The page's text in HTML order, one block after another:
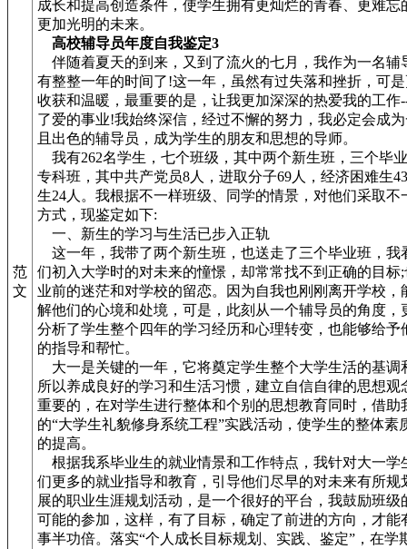
范
文
成长和提高创造条件，使学生拥有更灿烂的青春、更难忘
更加光明的未来。
高校辅导员年度自我鉴定3
伴随着夏天的到来，又到了流火的七月，我作为一名辅
有整整一年的时间了!这一年，虽然有过失落和挫折，可
收获和温暖，最重要的是，让我更加深深的热爱我的工作
了爱的事业!我始终深信，经过不懈的努力，我必定会成
且出色的辅导员，成为学生的朋友和思想的导师。
我有262名学生，七个班级，其中两个新生班，三个毕
专科班，其中共产党员8人，进取分子69人，经济困难生
生24人。我根据不一样班级、同学的情景，对他们采取不
方式，现鉴定如下:
一、新生的学习与生活已步入正轨
这一年，我带了两个新生班，也送走了三个毕业班，我
们初入大学时的对未来的憧憬，却常常找不到正确的目标
业前的迷茫和对学校的留恋。因为自我也刚刚离开学校，
解他们的心境和处境，可是，此刻从一个辅导员的角度，
分析了学生整个四年的学习经历和心理转变，也能够给予
的指导和帮忙。
大一是关键的一年，它将奠定学生整个大学生活的基调
所以养成良好的学习和生活习惯，建立自信自律的思想观
重要的，在对学生进行整体和个别的思想教育同时，借助
的“大学生礼貌修身系统工程”实践活动，使学生的整体素
的提高。
根据我系毕业生的就业情景和工作特点，我针对大一学
们更多的就业指导和教育，引导他们尽早的对未来有所规
展的职业生涯规划活动，是一个很好的平台，我鼓励班级
可能的参加，这样，有了目标，确定了前进的方向，才能
事半功倍。落实“个人成长目标规划、实践、鉴定”，在学